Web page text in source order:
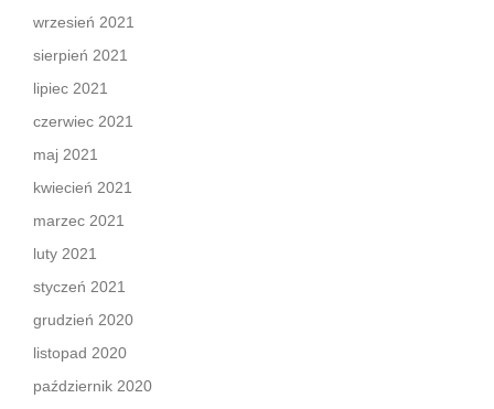
wrzesień 2021
sierpień 2021
lipiec 2021
czerwiec 2021
maj 2021
kwiecień 2021
marzec 2021
luty 2021
styczeń 2021
grudzień 2020
listopad 2020
październik 2020